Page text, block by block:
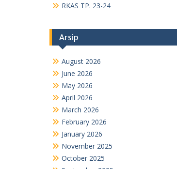
RKAS TP. 23-24
Arsip
August 2026
June 2026
May 2026
April 2026
March 2026
February 2026
January 2026
November 2025
October 2025